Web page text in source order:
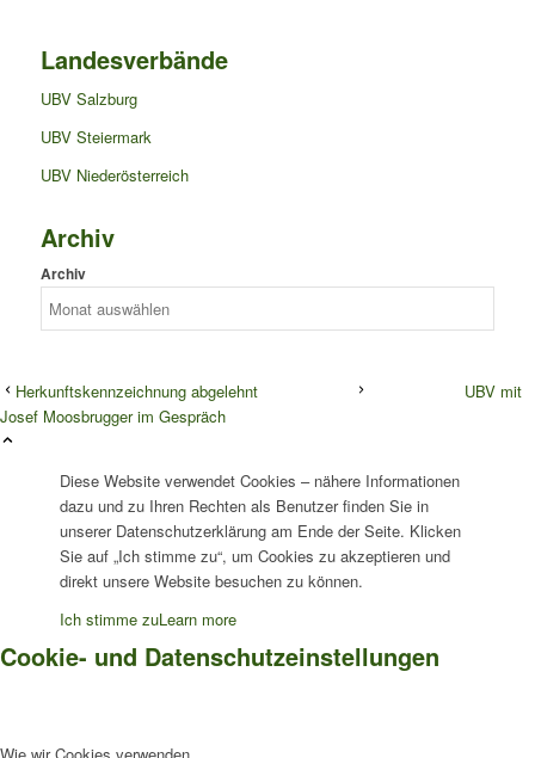
Landesverbände
UBV Salzburg
UBV Steiermark
UBV Niederösterreich
Archiv
Archiv
Herkunftskennzeichnung abgelehnt
UBV mit
Josef Moosbrugger im Gespräch
Diese Website verwendet Cookies – nähere Informationen
dazu und zu Ihren Rechten als Benutzer finden Sie in
unserer Datenschutzerklärung am Ende der Seite. Klicken
Sie auf „Ich stimme zu“, um Cookies zu akzeptieren und
direkt unsere Website besuchen zu können.
Ich stimme zuLearn more
Cookie- und Datenschutzeinstellungen
Wie wir Cookies verwenden